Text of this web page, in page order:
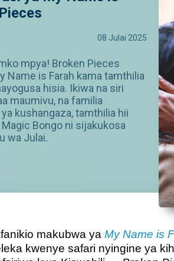
08 Julai 2025
mpya! Broken Pieces
Name is Farah kama tamthilia
hisia. Ikiwa na siri
maumivu, na familia
kushangaza, tamthilia hii
Bongo ni sijakukosa
wa Julai.
makubwa ya My Name is
kwenye safari nyingine ya